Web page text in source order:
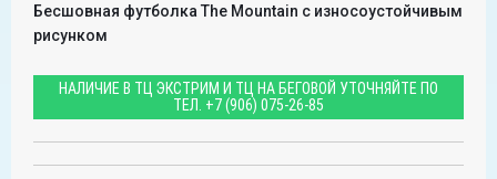
Бесшовная футболка The Mountain с износоустойчивым
рисунком
НАЛИЧИЕ В ТЦ ЭКСТРИМ И ТЦ НА БЕГОВОЙ УТОЧНЯЙТЕ ПО
ТЕЛ. +7 (906) 075-26-85